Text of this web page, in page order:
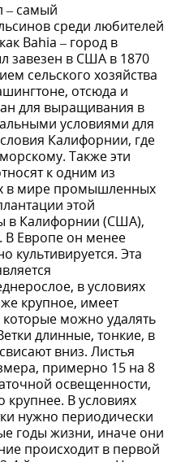
– самый
среди любителей
Bahia – город в
завезен в США в 1870
сельского хозяйства
отсюда и
для выращивания в
условиями для
Калифорнии, где
Также эти
к одним из
в мире промышленных
этой
в Калифорнии (США),
В Европе он менее
культивируется. Эта
в условиях
крупное, имеет
можно удалять
длинные, тонкие, в
вниз. Листья
примерно 15 на 8
освещенности,
крупнее. В условиях
нужно периодически
годы жизни, иначе они
происходит в первой